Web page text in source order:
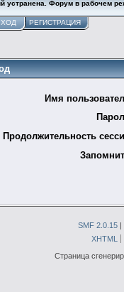
устранена. Форум в рабочем
РЕГИСТРАЦИЯ
Имя
Продолжительность
SMF 2.0.15 |
XHTML
Страница